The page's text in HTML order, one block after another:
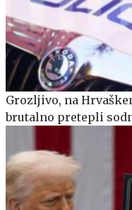
Grozljivo, na
brutalno pretepli